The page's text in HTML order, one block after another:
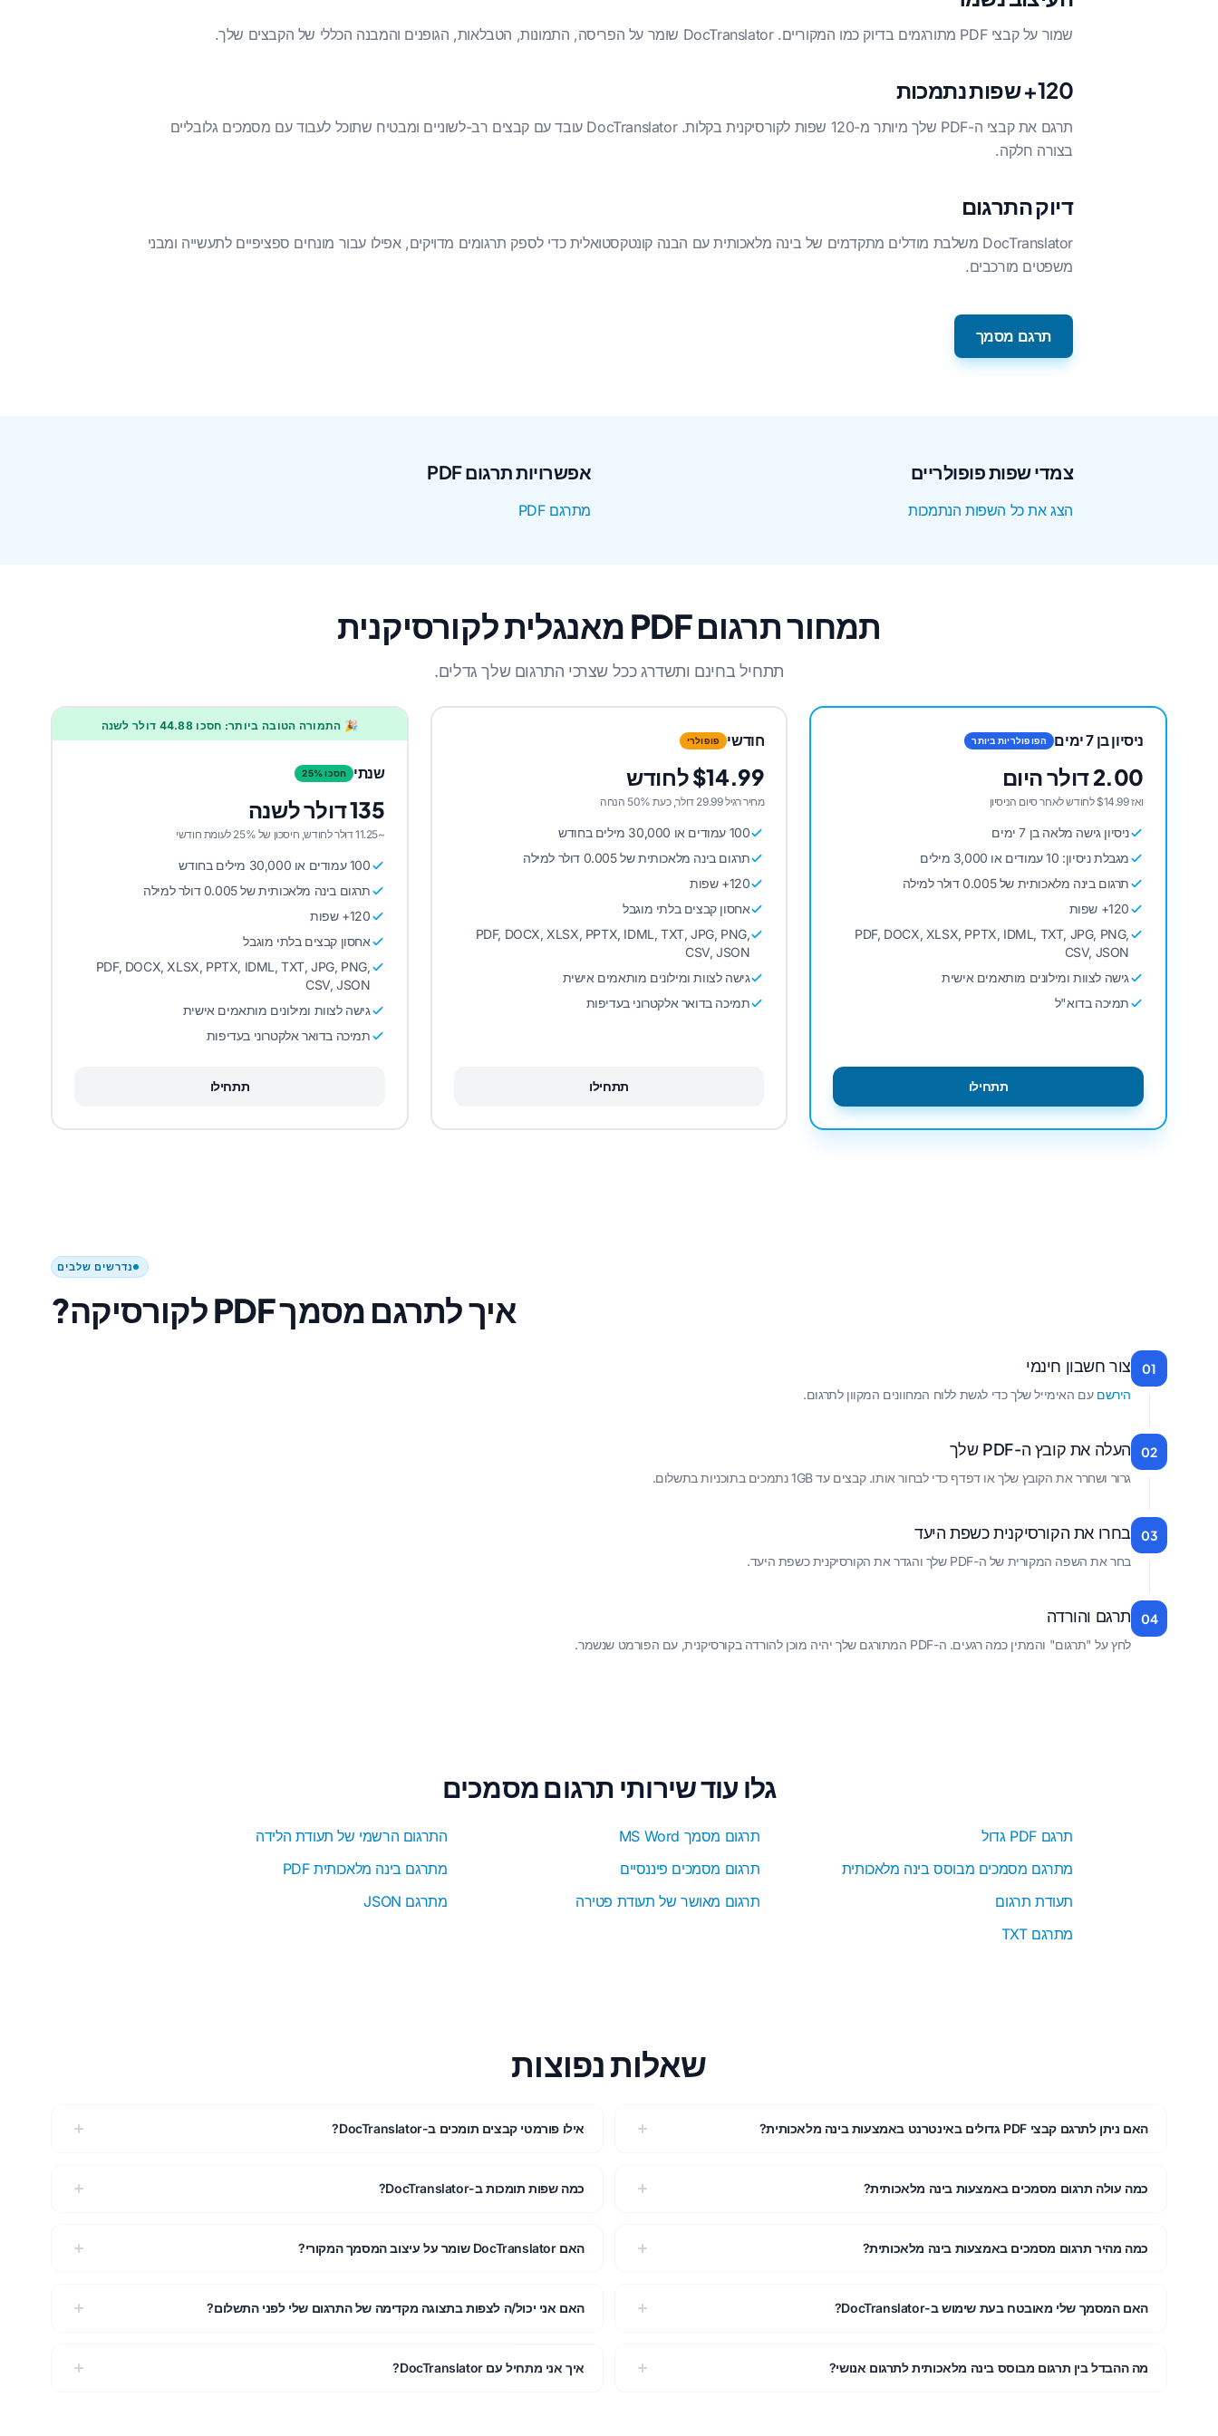
שמור על קבצי PDF מתורגמים בדיוק כמו המקוריים. DocTranslator שומר על הפריסה, התמונות, הטבלאות, הגופנים והמבנה הכללי של הקבצים שלך.
120+ שפות נתמכות
תרגם את קבצי ה-PDF שלך מיותר מ-120 שפות לקורסיקנית בקלות. DocTranslator עובד עם קבצים רב-לשוניים ומבטיח שתוכל לעבוד עם מסמכים גלובליים
בצורה חלקה.
דיוק התרגום
DocTranslator משלבת מודלים מתקדמים של בינה מלאכותית עם הבנה קונטקסטואלית כדי לספק תרגומים מדויקים, אפילו עבור מונחים ספציפיים לתעשייה ומבני
משפטים מורכבים.
תרגם מסמך
צמדי שפות פופולריים
הצג את כל השפות הנתמכות
אפשרויות תרגום PDF
מתרגם PDF
תמחור תרגום PDF מאנגלית לקורסיקנית
תתחיל בחינם ותשדרג ככל שצרכי התרגום שלך גדלים.
ניסיון בן 7 ימים הפופולריות ביותר
2.00 דולר היום
ואז $14.99 לחודש לאחר סיום הניסיון
ניסיון גישה מלאה בן 7 ימים
מגבלת ניסיון: 10 עמודים או 3,000 מילים
תרגום בינה מלאכותית של 0.005 דולר למילה
120+ שפות
PDF, DOCX, XLSX, PPTX, IDML, TXT, JPG, PNG,
CSV, JSON
גישה לצוות ומילונים מותאמים אישית
תמיכה בדוא"ל
תתחילו
חודשי פופולרי
$14.99 לחודש
מחיר רגיל 29.99 דולר, כעת 50% הנחה
100 עמודים או 30,000 מילים בחודש
תרגום בינה מלאכותית של 0.005 דולר למילה
120+ שפות
אחסון קבצים בלתי מוגבל
PDF, DOCX, XLSX, PPTX, IDML, TXT, JPG, PNG,
CSV, JSON
גישה לצוות ומילונים מותאמים אישית
תמיכה בדואר אלקטרוני בעדיפות
תתחילו
🎉 התמורה הטובה ביותר: חסכו 44.88 דולר לשנה
שנתי חסכו 25%
135 דולר לשנה
~11.25 דולר לחודש, חיסכון של 25% לעומת חודשי
100 עמודים או 30,000 מילים בחודש
תרגום בינה מלאכותית של 0.005 דולר למילה
120+ שפות
אחסון קבצים בלתי מוגבל
PDF, DOCX, XLSX, PPTX, IDML, TXT, JPG, PNG,
CSV, JSON
גישה לצוות ומילונים מותאמים אישית
תמיכה בדואר אלקטרוני בעדיפות
תתחילו
נדרשים שלבים
איך לתרגם מסמך PDF לקורסיקה?
01 צור חשבון חינמי
הירשם עם האימייל שלך כדי לגשת ללוח המחוונים המקוון לתרגום.
02 העלה את קובץ ה-PDF שלך
גרור ושחרר את הקובץ שלך או דפדף כדי לבחור אותו. קבצים עד 1GB נתמכים בתוכניות בתשלום.
03 בחרו את הקורסיקנית כשפת היעד
בחר את השפה המקורית של ה-PDF שלך והגדר את הקורסיקנית כשפת היעד.
04 תרגם והורדה
לחץ על "תרגום" והמתין כמה רגעים. ה-PDF המתורגם שלך יהיה מוכן להורדה בקורסיקנית, עם הפורמט שנשמר.
גלו עוד שירותי תרגום מסמכים
תרגם PDF גדול תרגום מסמך MS Word
התרגום הרשמי של תעודת הלידה
מתרגם מסמכים מבוסס בינה מלאכותית
תרגום מסמכים פיננסיים
מתרגם בינה מלאכותית PDF
תעודת תרגום
תרגום מאושר של תעודת פטירה
מתרגם JSON
מתרגם TXT
שאלות נפוצות
האם ניתן לתרגם קבצי PDF גדולים באינטרנט באמצעות בינה מלאכותית? אילו פורמטי קבצים תומכים ב-DocTranslator?
כמה עולה תרגום מסמכים באמצעות בינה מלאכותית? כמה שפות תומכות ב-DocTranslator?
כמה מהיר תרגום מסמכים באמצעות בינה מלאכותית? האם ‏DocTranslator שומר על עיצוב המסמך המקורי?
האם המסמך שלי מאובטח בעת שימוש ב-DocTranslator? האם אני יכול/ה לצפות בתצוגה מקדימה של התרגום שלי לפני התשלום?
מה ההבדל בין תרגום מבוסס בינה מלאכותית לתרגום אנושי? איך אני מתחיל עם DocTranslator?